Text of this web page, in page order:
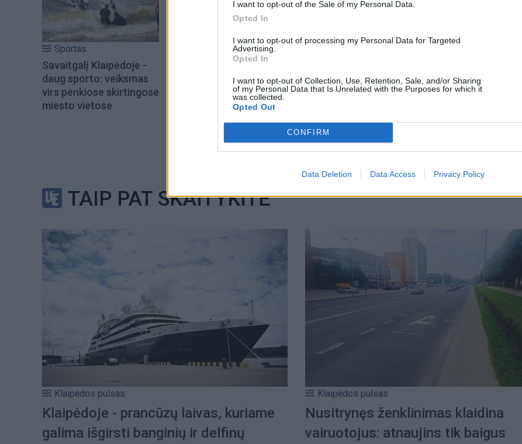
I want to opt-out of the Sale of my Personal Data.
Opted In
I want to opt-out of processing my Personal Data for Targeted
Advertising.
Opted In
I want to opt-out of Collection, Use, Retention, Sale, and/or Sharing
of my Personal Data that Is Unrelated with the Purposes for which it
was collected.
Opted Out
CONFIRM
Data Deletion Data Access Privacy Policy
Sportas
Savaitgalį Klaipėdoje -
daug sporto: veiksmas
virs penkiose skirtingose
miesto vietose
TAIP PAT SKAITYKITE
Klaipėdos pulsas
Klaipėdoje - prancūzų laivas, kuriame
galima išgirsti banginių ir delfinų
Klaipėdos pulsas
Nusitrynęs ženklinimas klaidina
vairuotojus: atnaujins tik baigus